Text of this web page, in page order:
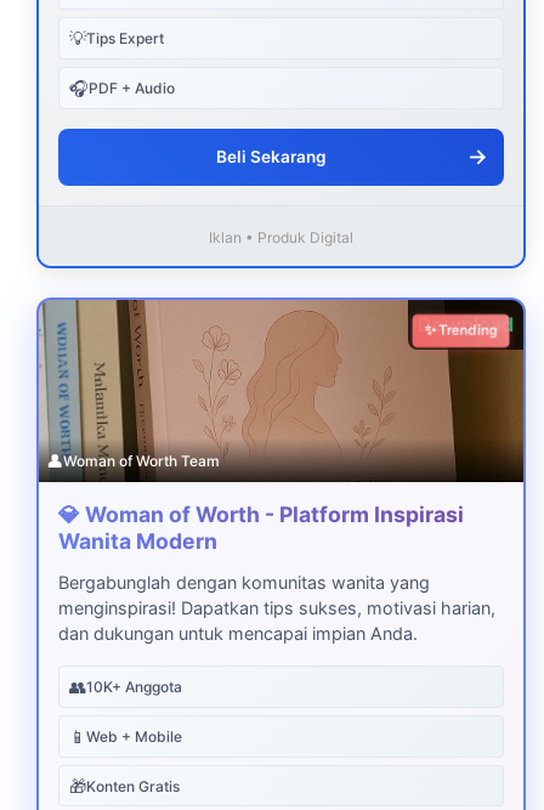
💡Tips Expert
🎧PDF + Audio
Beli Sekarang →
Iklan • Produk Digital
Download
✨ Trending
👤Woman of Worth Team
💎 Woman of Worth - Platform Inspirasi
Wanita Modern
Bergabunglah dengan komunitas wanita yang
menginspirasi! Dapatkan tips sukses, motivasi harian,
dan dukungan untuk mencapai impian Anda.
👥10K+ Anggota
📱 Web + Mobile
🎁Konten Gratis